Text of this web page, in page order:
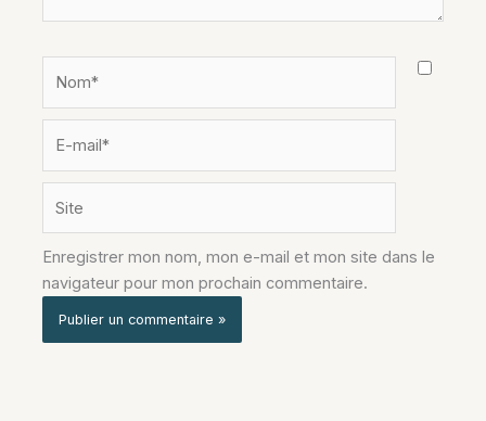
mail*
Enregistrer mon nom, mon e-mail et mon site dans le
navigateur pour mon prochain commentaire.